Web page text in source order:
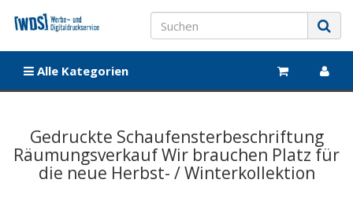
Alle Kategorien
Gedruckte Schaufensterbeschriftung
Räumungsverkauf Wir brauchen Platz für
die neue Herbst- / Winterkollektion